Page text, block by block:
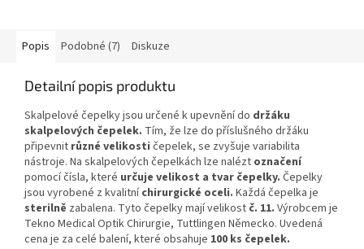
Popis Podobné (7) Diskuze
Detailní popis produktu
Skalpelové čepelky jsou určené k upevnění do držáku
skalpelových čepelek. Tím, že lze do příslušného držáku
připevnit různé velikosti čepelek, se zvyšuje variabilita
nástroje. Na skalpelových čepelkách lze nalézt označení
pomocí čísla, které určuje velikost a tvar čepelky. Čepelky
jsou vyrobené z kvalitníchirurgické oceli. Každá čepelka je
sterilně zabalena. Tyto čepelky mají velikost č. 11. Výrobcem je
Tekno Medical Optik Chirurgie, Tuttlingen Německo. Uvedená
cena je za celé balení, které obsahuje 100 ks čepelek.